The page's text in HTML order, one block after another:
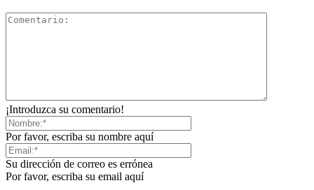
¡Introduzca su comentario!
Por favor, escriba su nombre aquí
Su dirección de correo es errónea
Por favor, escriba su email aquí